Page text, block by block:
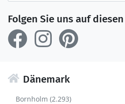
Folgen Sie uns auf
Dänemark
Bornholm (2.293)